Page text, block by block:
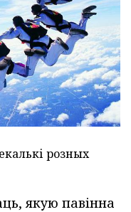
розных
якую павінна